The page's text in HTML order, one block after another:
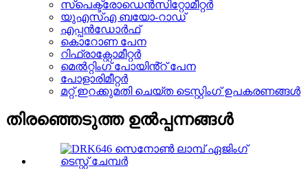
സ്പെക്ട്രോഡെൻസിറ്റോമീറ്റർ
യുഎസ്എ ബയോ-റാഡ്
എപ്പൻഡോർഫ്
കൊറോണ പേന
റിഫ്രാക്റ്റോമീറ്റർ
മെൽറ്റിംഗ് പോയിൻ്റ് പേന
പോളാരിമീറ്റർ
മറ്റ് ഇറക്കുമതി ചെയ്ത ടെസ്റ്റിംഗ് ഉപകരണങ്ങൾ
തിരഞ്ഞെടുത്ത ഉൽപ്പന്നങ്ങൾ